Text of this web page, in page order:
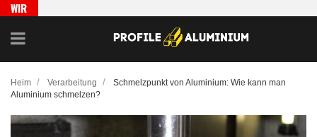
WIR
LEN
Heim / Verarbeitung /
Schmelzpunkt von Aluminium: Wie kann man
Aluminium schmelzen?